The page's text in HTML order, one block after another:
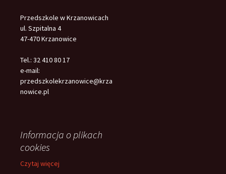
Przedszkole w Krzanowicach
ul. Szpitalna 4
47-470 Krzanowice
Tel.: 32 410 80 17
e-mail:
przedszkolekrzanowice@krza
nowice.pl
Informacja o plikach
cookies
Czytaj więcej